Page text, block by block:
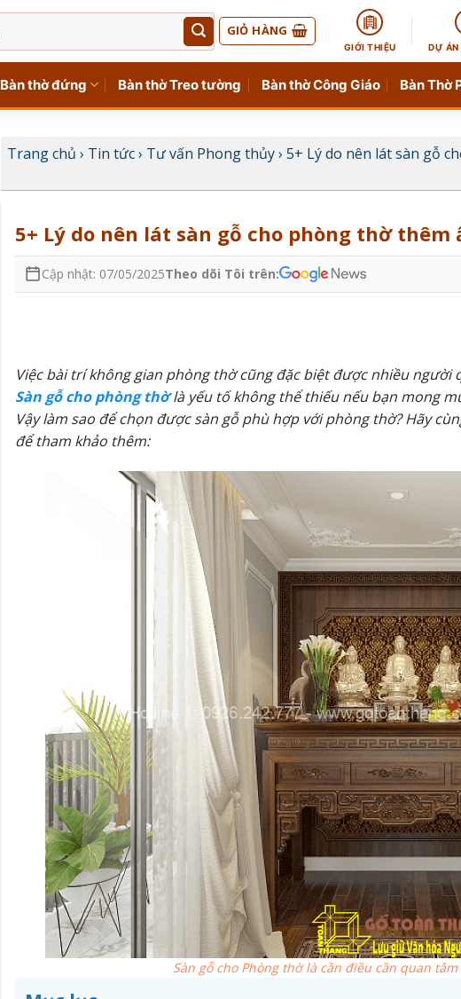
GIỎ HÀNG
GIỚI THIỆU DỰ ÁN
Bàn thờ đứng Bàn thờ Treo tường Bàn thờ Công Giáo Bàn Thờ
Trang chủ › Tin tức› Tư vấn Phong thủy› 5+ Lý do nên lát sàn gỗ
5+ Lý do nên lát sàn gỗ cho phòng thờ thêm
Cập nhật: 07/05/2025Theo dõi Tôi trên:
Việc bài trí không gian phòng thờ cũng đặc biệt được nhiều
Sàn gỗ cho phòng thờlà yếu tố không thể thiếu nếu bạn mong
Vậy làm sao để chọn được sàn gỗ phù hợp với phòng thờ? Hãy
để tham khảo thêm:
Sàn gỗ cho Phòng thờ là cần điều cần quan